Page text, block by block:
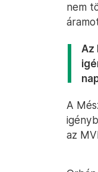
nem
Az
A
az